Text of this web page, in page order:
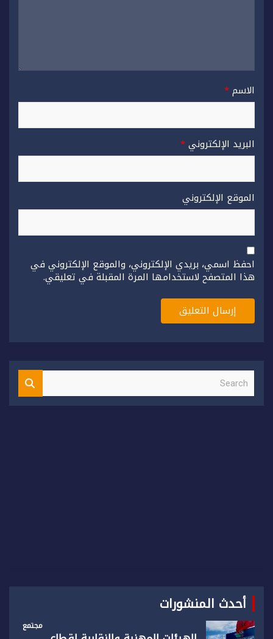
الاسم*
البريد الإلكتروني*
الموقع الإلكتروني
احفظ اسمي، بريدي الإلكتروني، والموقع الإلكتروني في
هذا المتصفح لاستخدامها المرة المقبلة في تعليقي.
S
a
أحدث المنشورات
مجتمع